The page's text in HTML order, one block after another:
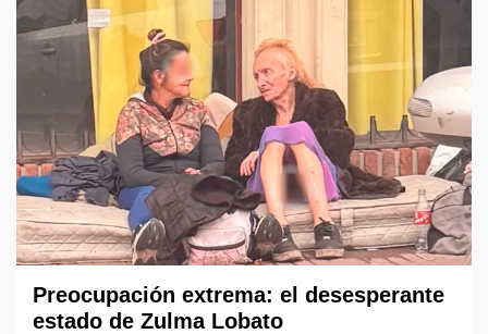
Preocupación extrema: el desesperante
estado de Zulma Lobato